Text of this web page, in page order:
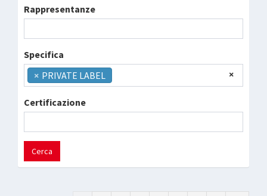
Rappresentanze
Specifica
×
× PRIVATE LABEL
Certificazione
Cerca